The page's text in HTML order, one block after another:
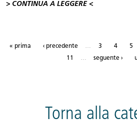
> CONTINUA A LEGGERE <
« prima ‹ precedente … 3 4 5
11
… seguente ›
Torna alla